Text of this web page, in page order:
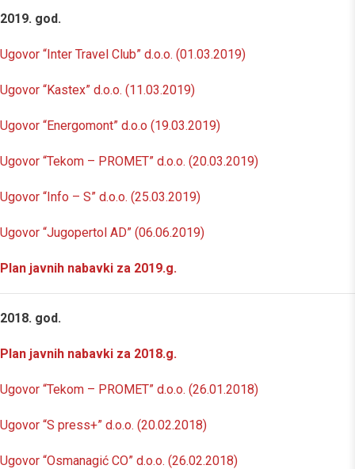
2019. god.
Ugovor “Inter Travel Club” d.o.o. (01.03.2019)
Ugovor “Kastex” d.o.o. (11.03.2019)
Ugovor “Energomont” d.o.o (19.03.2019)
Ugovor “Tekom – PROMET” d.o.o. (20.03.2019)
Ugovor “Info – S” d.o.o. (25.03.2019)
Ugovor “Jugopertol AD” (06.06.2019)
Plan javnih nabavki za 2019.g.
2018. god.
Plan javnih nabavki za 2018.g.
Ugovor “Tekom – PROMET” d.o.o. (26.01.2018)
Ugovor “S press+” d.o.o. (20.02.2018)
Ugovor “Osmanagić CO” d.o.o. (26.02.2018)